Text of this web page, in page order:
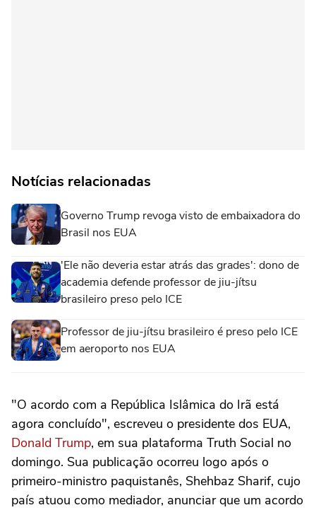
Notícias relacionadas
Governo Trump revoga visto de embaixadora do
Brasil nos EUA
'Ele não deveria estar atrás das grades': dono de
academia defende professor de jiu-jítsu
brasileiro preso pelo ICE
Professor de jiu-jítsu brasileiro é preso pelo ICE
em aeroporto nos EUA
"O acordo com a República Islâmica do Irã está
agora concluído", escreveu o presidente dos EUA,
Donald Trump, em sua plataforma Truth Social no
domingo. Sua publicação ocorreu logo após o
primeiro-ministro paquistanês, Shehbaz Sharif, cujo
país atuou como mediador, anunciar que um acordo